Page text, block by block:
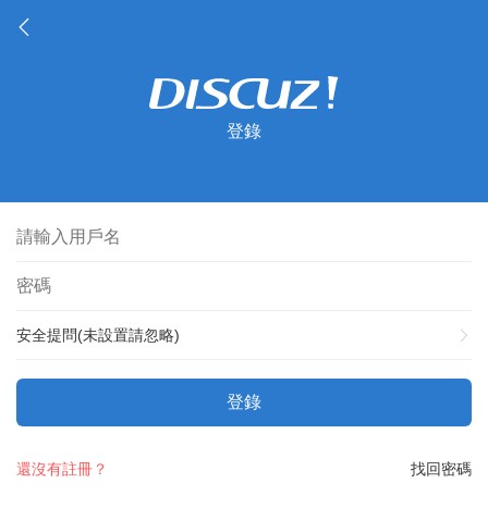
登錄
安全提問(未設置請忽略)
登錄
找回密碼
還沒有註冊？